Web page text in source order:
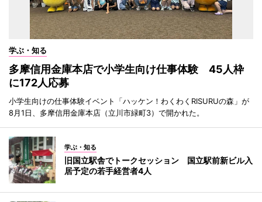
学ぶ・知る
多摩信用金庫本店で小学生向け仕事体験 45人枠
に172人応募
小学生向けの仕事体験イベント「ハッケン！わくわくRISURUの森」が
8月1日、多摩信用金庫本店（立川市緑町3）で開かれた。
学ぶ・知る
旧国立駅舎でトークセッション 国立駅前新ビル入
居予定の若手経営者4人